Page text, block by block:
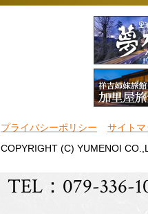
TEL：079-336-
プライバシーポリシー サイトマ
COPYRIGHT (C) YUMENOI